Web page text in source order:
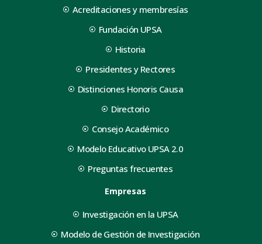
Acreditaciones y membresías
Fundación UPSA
Historia
Presidentes y Rectores
Distinciones Honoris Causa
Directorio
Consejo Académico
Modelo Educativo UPSA 2.0
Preguntas frecuentes
Empresas
Investigación en la UPSA
Modelo de Gestión de Investigación